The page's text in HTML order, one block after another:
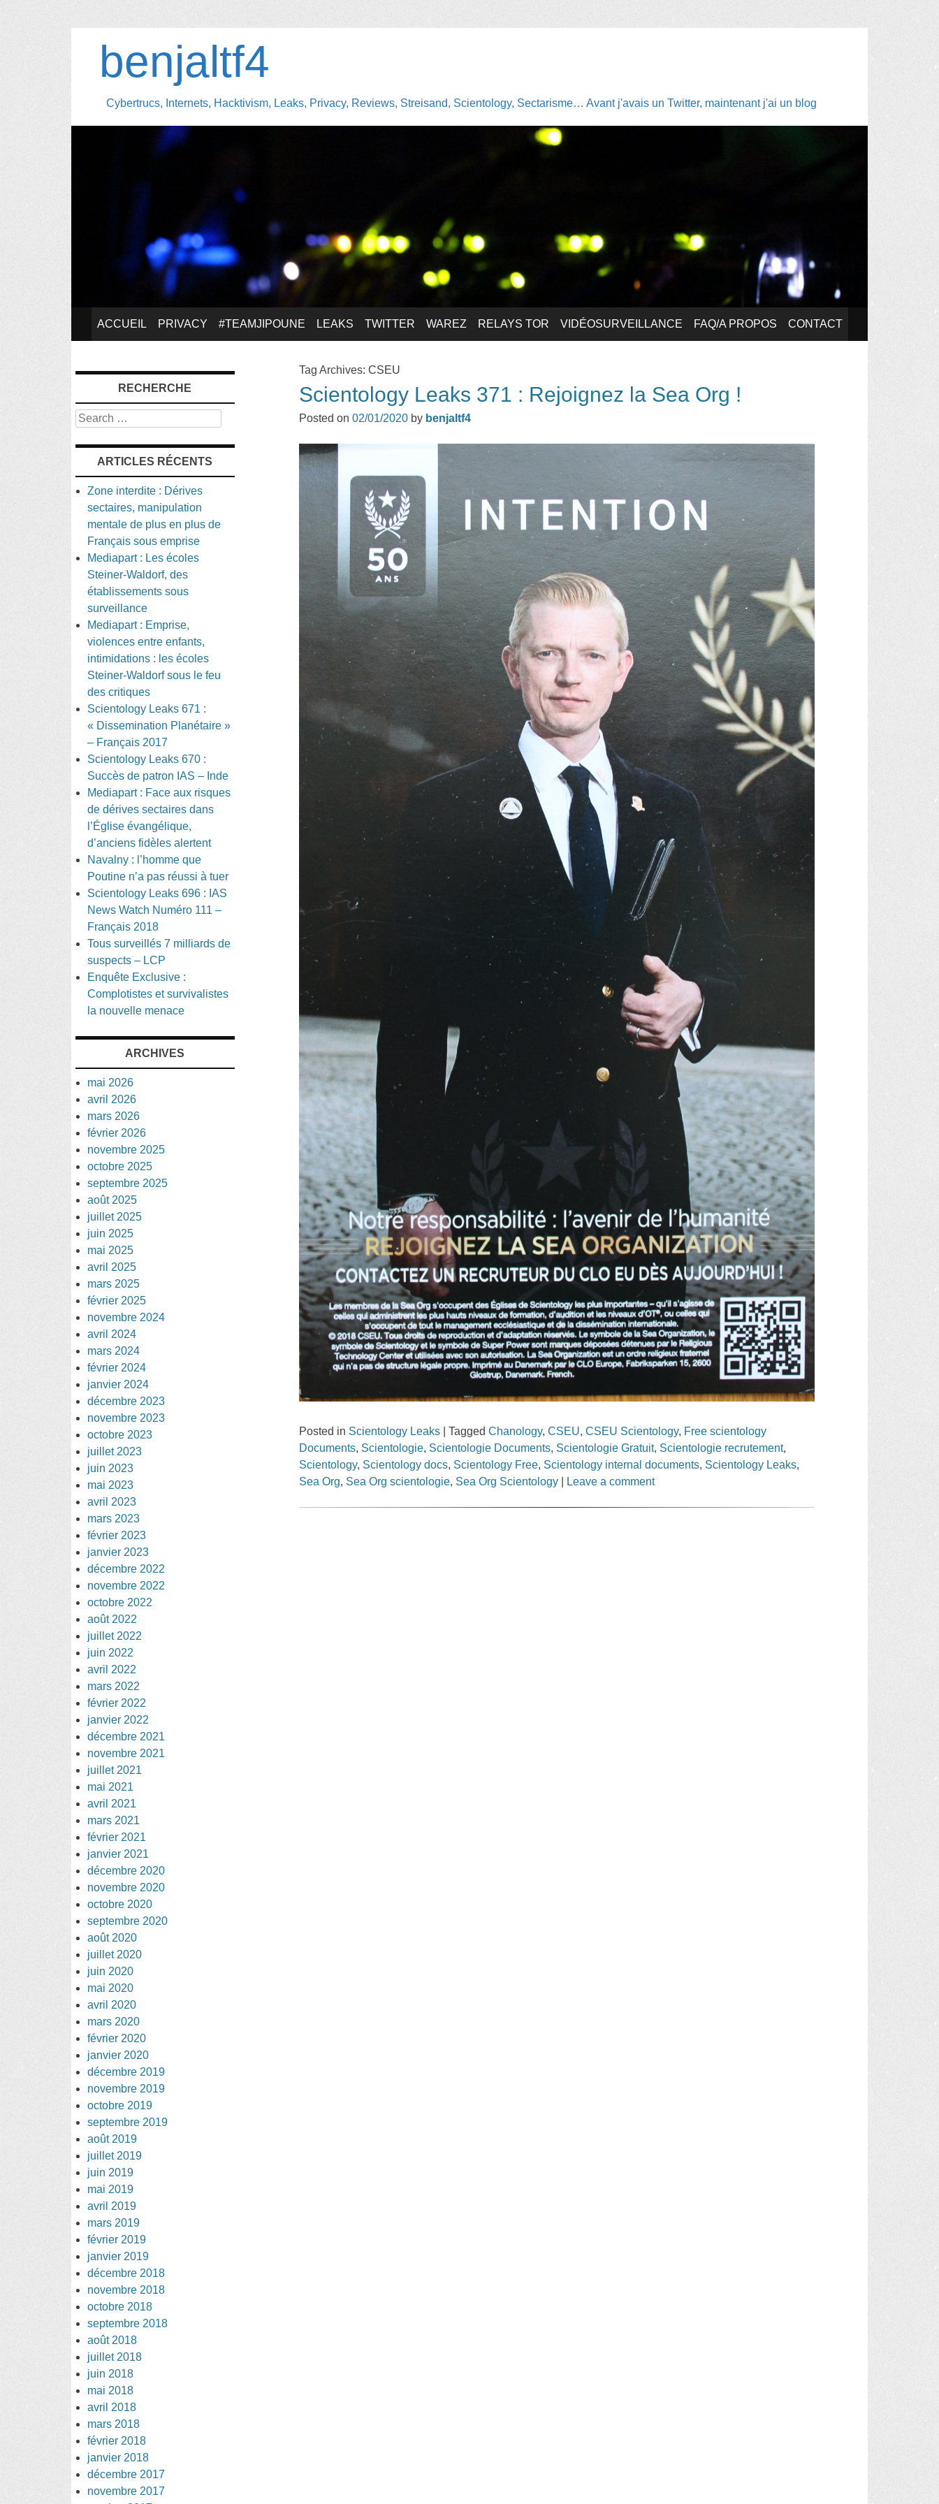
benjaltf4
Cybertrucs, Internets, Hacktivism, Leaks, Privacy, Reviews, Streisand, Scientology, Sectarisme… Avant j'avais un Twitter, maintenant j'ai un blog
SKIP
CONTENT
ACCUEIL PRIVACY #TEAMJIPOUNE LEAKS TWITTER WAREZ RELAYS TOR VIDÉOSURVEILLANCE FAQ/A PROPOS CONTACT
Tag Archives:CSEU
Scientology Leaks 371 : Rejoignez la Sea Org !
Posted on02/01/2020 by benjaltf4
Posted in Scientology Leaks |TaggedChanology,CSEU,CSEU Scientology, Free scientology
Documents, Scientologie, Scientologie Documents, Scientologie Gratuit, Scientologie recrutement,
Scientology, Scientology docs, Scientology Free, Scientology internal documents, Scientology Leaks,
Sea Org, Sea Org scientologie, Sea Org Scientology Leave a comment
RECHERCHE
Search
ARTICLES RÉCENTS
Zone interdite : Dérives
sectaires, manipulation
mentale de plus en plus de
Français sous emprise
Mediapart : Les écoles
Steiner-Waldorf, des
établissements sous
surveillance
Mediapart : Emprise,
violences entre enfants,
intimidations : les écoles
Steiner-Waldorf sous le feu
des critiques
Scientology Leaks 671 :
« Dissemination Planétaire »
– Français 2017
Scientology Leaks 670 :
Succès de patron IAS – Inde
Mediapart : Face aux risques
de dérives sectaires dans
l’Église évangélique,
d’anciens fidèles alertent
Navalny : l’homme que
Poutine n’a pas réussi à tuer
Scientology Leaks 696 : IAS
News Watch Numéro 111 –
Français 2018
Tous surveillés 7 milliards de
suspects – LCP
Enquête Exclusive :
Complotistes et survivalistes
la nouvelle menace
ARCHIVES
mai 2026
avril 2026
mars 2026
février 2026
novembre 2025
octobre 2025
septembre 2025
août 2025
juillet 2025
juin 2025
mai 2025
avril 2025
mars 2025
février 2025
novembre 2024
avril 2024
mars 2024
février 2024
janvier 2024
décembre 2023
novembre 2023
octobre 2023
juillet 2023
juin 2023
mai 2023
avril 2023
mars 2023
février 2023
janvier 2023
décembre 2022
novembre 2022
octobre 2022
août 2022
juillet 2022
juin 2022
avril 2022
mars 2022
février 2022
janvier 2022
décembre 2021
novembre 2021
juillet 2021
mai 2021
avril 2021
mars 2021
février 2021
janvier 2021
décembre 2020
novembre 2020
octobre 2020
septembre 2020
août 2020
juillet 2020
juin 2020
mai 2020
avril 2020
mars 2020
février 2020
janvier 2020
décembre 2019
novembre 2019
octobre 2019
septembre 2019
août 2019
juillet 2019
juin 2019
mai 2019
avril 2019
mars 2019
février 2019
janvier 2019
décembre 2018
novembre 2018
octobre 2018
septembre 2018
août 2018
juillet 2018
juin 2018
mai 2018
avril 2018
mars 2018
février 2018
janvier 2018
décembre 2017
novembre 2017